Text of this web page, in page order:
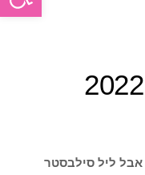
אבל ליל סילבסטר